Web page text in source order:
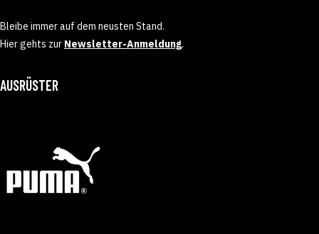
Bleibe immer auf dem neusten Stand.
Hier gehts zur Newsletter-Anmeldung.
AUSRÜSTER